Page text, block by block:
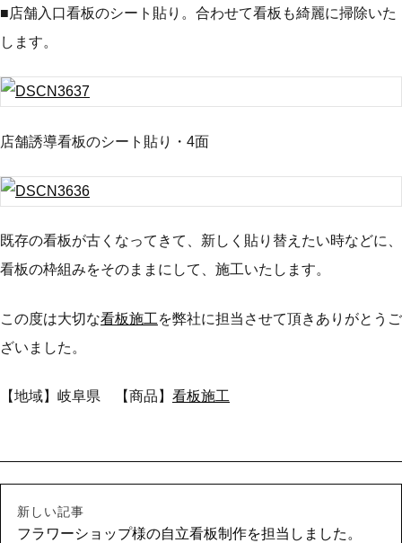
■店舗入口看板のシート貼り。合わせて看板も綺麗に掃除いた
します。
店舗誘導看板のシート貼り・4面
既存の看板が古くなってきて、新しく貼り替えたい時などに、
看板の枠組みをそのままにして、施工いたします。
この度は大切な看板施工を弊社に担当させて頂きありがとうご
ざいました。
【地域】岐阜県 【商品】 看板施工
新しい記事
フラワーショップ様の自立看板制作を担当しました。